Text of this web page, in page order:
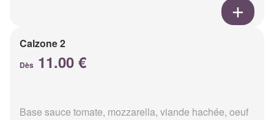
Calzone 2
Dès 11.00 €
Base sauce tomate, mozzarella, viande hachée, oeuf